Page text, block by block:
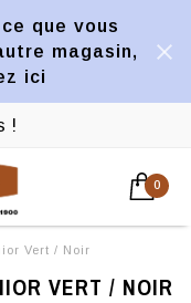
que vous
magasin,
ici
!
0
Vert / Noir
VERT / NOIR